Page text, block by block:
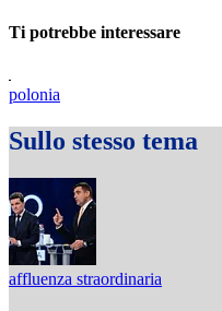
Ti potrebbe interessare
polonia
Sullo stesso tema
affluenza straordinaria